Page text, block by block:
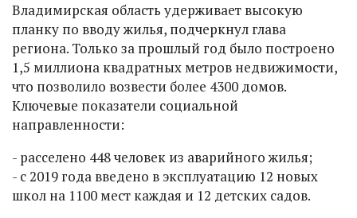
Владимирская область удерживает высокую
планку по вводу жилья, подчеркнул глава
региона. Только за прошлый год было построено
1,5 миллиона квадратных метров недвижимости,
что позволило возвести более 4300 домов.
Ключевые показатели социальной
направленности:
- расселено 448 человек из аварийного жилья;
- с 2019 года введено в эксплуатацию 12 новых
школ на 1100 мест каждая и 12 детских садов.